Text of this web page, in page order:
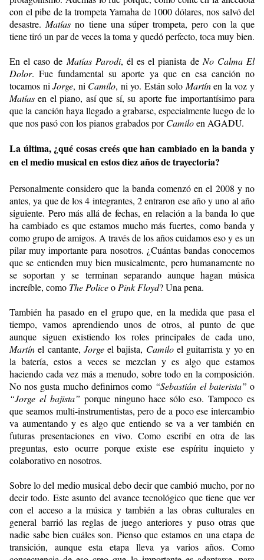
con el pibe de la trompeta Yamaha de 1000 dólares, nos salvó del
desastre.Matías no tiene una súper trompeta, pero con la que
tiene tiró un par de veces la toma y quedó perfecto, toca muy bien.
En el caso deMatías Parodi, él es el pianista deNo Calma El
Dolor. Fue fundamental su aporte ya que en esa canción no
tocamos niJorge, ni Camilo, ni yo. Están soloMartínen la voz y
Matías en el piano, así que sí, su aporte fue importantísimo para
que la canción haya llegado a grabarse, especialmente luego de lo
que nos pasó con los pianos grabados porCamiloen AGADU.
La última, ¿qué cosas creés que han cambiado en la banda y
en el medio musical en estos diez años de trayectoria?
Personalmente considero que la banda comenzó en el 2008 y no
antes, ya que de los 4 integrantes, 2 entraron ese año y uno al año
siguiente. Pero más allá de fechas, en relación a la banda lo que
ha cambiado es que estamos mucho más fuertes, como banda y
como grupo de amigos. A través de los años cuidamos eso y es un
pilar muy importante para nosotros. ¿Cuántas bandas conocemos
que se entienden muy bien musicalmente, pero humanamente no
se soportan y se terminan separando aunque hagan música
increíble, como The PoliceoPink Floyd? Una pena.
También ha pasado en el grupo que, en la medida que pasa el
tiempo, vamos aprendiendo unos de otros, al punto de que
aunque siguen existiendo los roles principales de cada uno,
Martín el cantante, Jorgeel bajista, Camiloel guitarrista y yo en
la batería, estos a veces se mezclan y es algo que estamos
haciendo cada vez más a menudo, sobre todo en la composición.
No nos gusta mucho definirnos como “Sebastián el baterista” o
“Jorge el bajista” porque ninguno hace sólo eso. Tampoco es
que seamos multi-instrumentistas, pero de a poco ese intercambio
va aumentando y es algo que entiendo se va a ver también en
futuras presentaciones en vivo. Como escribí en otra de las
preguntas, esto ocurre porque existe ese espíritu inquieto y
colaborativo en nosotros.
Sobre lo del medio musical debo decir que cambió mucho, por no
decir todo. Este asunto del avance tecnológico que tiene que ver
con el acceso a la música y también a las obras culturales en
general barrió las reglas de juego anteriores y puso otras que
nadie sabe bien cuáles son. Pienso que estamos en una etapa de
transición, aunque esta etapa lleva ya varios años. Como